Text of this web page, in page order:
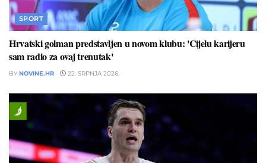
SPORT
Hrvatski golman predstavljen u novom klubu: 'Cijelu karijeru
sam radio za ovaj trenutak'
BY NOVINE.HR 22. SRPNJA 2026.